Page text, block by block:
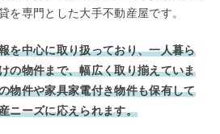
を専門とした大手不動産屋です。
を中心に取り扱っており、一人暮ら
の物件まで、幅広く取り揃えていま
物件や家具家電付き物件も保有して
ニーズに応えられます。